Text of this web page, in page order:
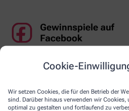
Cookie-
Wir setzen Cookies, die für den Betrieb der
sind. Darüber hinaus verwenden wir Cookies,
optimal zu gestalten und fortlaufend zu